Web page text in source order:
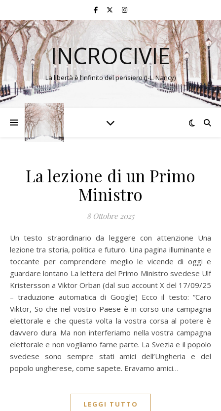
INCROCIVIE
La libertà è l’infinito del pensiero (J-L. Nancy)
La lezione di un Primo
Ministro
8 Ottobre 2025
Un testo straordinario da leggere con attenzione Una
lezione tra storia, politica e futuro. Una pagina illuminante e
toccante per comprendere meglio le vicende di oggi e
guardare lontano La lettera del Primo Ministro svedese Ulf
Kristersson a Viktor Orban (dal suo account X del 17/09/25
– traduzione automatica di Google) Ecco il testo: “Caro
Viktor, So che nel vostro Paese è in corso una campagna
elettorale e che questa volta la vostra corsa al potere è
davvero dura. Ma non interferiamo nella vostra campagna
elettorale e non vogliamo farne parte. La Svezia e il popolo
svedese sono sempre stati amici dell’Ungheria e del
popolo ungherese, come sapete. Eravamo amici…
LEGGI TUTTO